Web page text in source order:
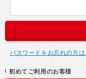
パスワードをお忘れの方は
初めてご利用のお客様